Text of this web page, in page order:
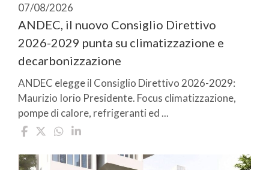
07/08/2026
ANDEC, il nuovo Consiglio Direttivo
2026-2029 punta su climatizzazione e
decarbonizzazione
ANDEC elegge il Consiglio Direttivo 2026-2029:
Maurizio Iorio Presidente. Focus climatizzazione,
pompe di calore, refrigeranti ed ...